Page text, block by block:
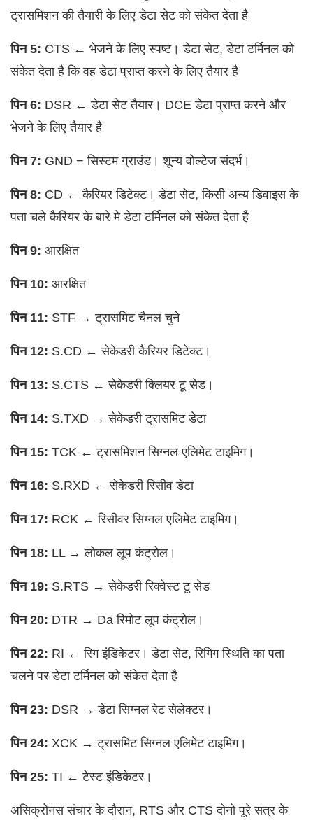
ट्रासमिशन की तैयारी के लिए डेटा सेट को संकेत देता है
पिन 5: CTS ← भेजने के लिए स्पष्ट। डेटा सेट, डेटा टर्मिनल को
संकेत देता है कि वह डेटा प्राप्त करने के लिए तैयार है
पिन 6: DSR ← डेटा सेट तैयार। DCE डेटा प्राप्त करने और
भेजने के लिए तैयार है
पिन 7: GND − सिस्टम ग्राउंड। शून्य वोल्टेज संदर्भ।
पिन 8: CD ← कैरियर डिटेक्ट। डेटा सेट, किसी अन्य डिवाइस के
पता चले कैरियर के बारे मे डेटा टर्मिनल को संकेत देता है
पिन 9: आरक्षित
पिन 10: आरक्षित
पिन 11: STF → ट्रासमिट चैनल चुने
पिन 12: S.CD ← सेकेडरी कैरियर डिटेक्ट।
पिन 13: S.CTS ← सेकेडरी क्लियर टू सेड।
पिन 14: S.TXD → सेकेडरी ट्रासमिट डेटा
पिन 15: TCK ← ट्रासमिशन सिग्नल एलिमेट टाइमिग।
पिन 16: S.RXD ← सेकेडरी रिसीव डेटा
पिन 17: RCK ← रिसीवर सिग्नल एलिमेट टाइमिग।
पिन 18: LL → लोकल लूप कंट्रोल।
पिन 19: S.RTS → सेकेडरी रिक्वेस्ट टू सेड
पिन 20: DTR → Da रिमोट लूप कंट्रोल।
पिन 22: RI ← रिग इंडिकेटर। डेटा सेट, रिगिग स्थिति का पता
चलने पर डेटा टर्मिनल को संकेत देता है
पिन 23: DSR → डेटा सिग्नल रेट सेलेक्टर।
पिन 24: XCK → ट्रासमिट सिग्नल एलिमेट टाइमिग।
पिन 25: TI ← टेस्ट इंडिकेटर।
असिक्रोनस संचार के दौरान, RTS और CTS दोनो पूरे सत्र के